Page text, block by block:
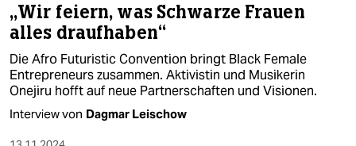
„Wir feiern, was Schwarze Frauen
alles draufhaben“
Die Afro Futuristic Convention bringt Black Female
Entrepreneurs zusammen. Aktivistin und Musikerin
Onejiru hofft auf neue Partnerschaften und Visionen.
Interview von Dagmar Leischow